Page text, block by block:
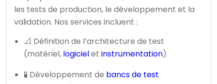
les tests de production, le développement et la
validation. Nos services incluent :
📐 Définition de l’architecture de test
(matériel, logicielet instrumentation)
🧪 Développement de bancs de test